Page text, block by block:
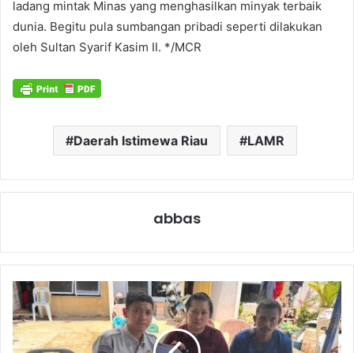
ladang mintak Minas yang menghasilkan minyak terbaik
dunia. Begitu pula sumbangan pribadi seperti dilakukan
oleh Sultan Syarif Kasim II. */MCR
Daerah Istimewa Riau LAMR
abbas